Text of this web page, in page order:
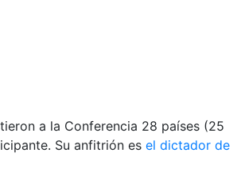
a la Conferencia 28 países (25
Su anfitrión es el dictador de